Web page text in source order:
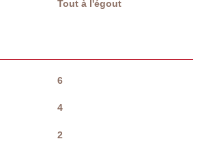
Tout à l'égout
6
4
2